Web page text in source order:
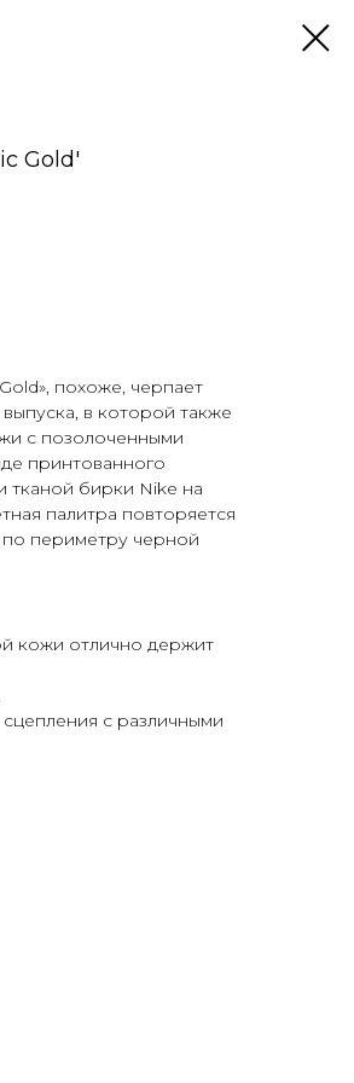
Gold'
похоже, черпает
в которой также
с позолоченными
принтованного
тканой бирки Nike на
палитра повторяется
по периметру черной
кожи отлично держит
с различными